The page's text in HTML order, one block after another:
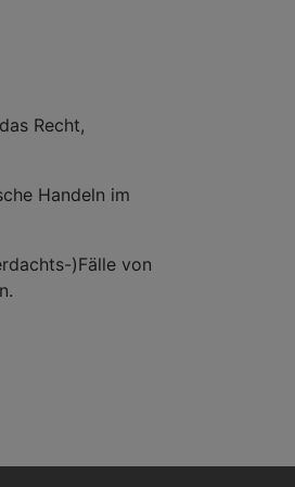
Recht,
Handeln im
)Fälle von